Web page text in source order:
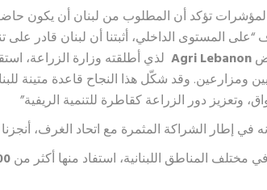
تؤكد أن المطلوب من لبنان أن يكون
“على المستوى الداخلي، أثبتنا أن لبنان قادر
Agri Lebanon لذي أطلقته وزارة الزراعة،
ومزارعين. وقد شكّل هذا النجاح قاعدة متينة
وتعزيز دور الزراعة كقاطرة للتنمية الريفية”
في إطار الشراكة المثمرة مع اتحاد الغرف، أنجزنا
في مختلف المناطق اللبنانية، استفاد منها أكثر من